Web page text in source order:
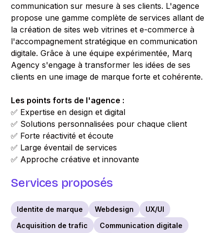
communication sur mesure à ses clients. L'agence
propose une gamme complète de services allant de
la création de sites web vitrines et e-commerce à
l'accompagnement stratégique en communication
digitale. Grâce à une équipe expérimentée, Marq
Agency s'engage à transformer les idées de ses
clients en une image de marque forte et cohérente.
Les points forts de l'agence :
✅ Expertise en design et digital
✅ Solutions personnalisées pour chaque client
✅ Forte réactivité et écoute
✅ Large éventail de services
✅ Approche créative et innovante
Services proposés
Identite de marque Webdesign
UX/UI
Acquisition de trafic
Communication digitale